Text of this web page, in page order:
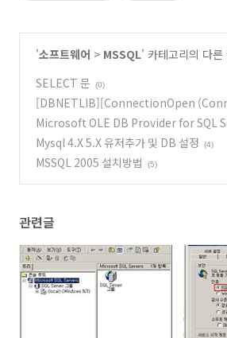
'소프트웨어 > MSSQL' 카테고리의 다른
SELECT 문
(0)
[DBNETLIB][ConnectionOpen
()).]SQL Server가 없거나 액세스할 수
다.
(0)
Microsoft OLE DB Provider for SQL
(0x80004005) 이유: 트러스트된 SQL
연결과 관련되지 않았습니다
Mysql 4.X 5.X 유저추가 및 DB 설정 (4)
MSSQL 2005 설치방법 (5)
관련글